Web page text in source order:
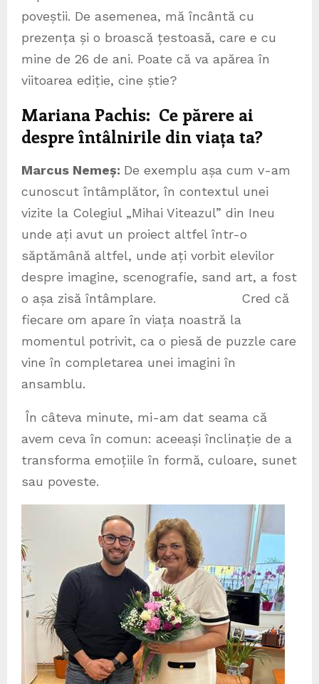
poveștii. De asemenea, mă încântă cu
prezența și o broască țestoasă, care e cu
mine de 26 de ani. Poate că va apărea în
viitoarea ediție, cine știe?
Mariana Pachis: Ce părere ai
despre întâlnirile din viața ta?
Marcus Nemeș: De exemplu așa cum v-am
cunoscut întâmplător, în contextul unei
vizite la Colegiul „Mihai Viteazul” din Ineu
unde ați avut un proiect altfel într-o
săptămână altfel, unde ați vorbit elevilor
despre imagine, scenografie, sand art, a fost
o așa zisă întâmplare. Cred că
fiecare om apare în viața noastră la
momentul potrivit, ca o piesă de puzzle care
vine în completarea unei imagini în
ansamblu.
În câteva minute, mi-am dat seama că
avem ceva în comun: aceeași înclinație de a
transforma emoțiile în formă, culoare, sunet
sau poveste.